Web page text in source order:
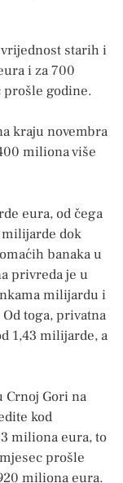
starih i
i za 700
prošle godine.
kraju novembra
miliona više
eura, od čega
dok
banaka u
privreda je u
milijardu i
toga, privatna
1,43 milijarde, a
Crnoj Gori na
kod
miliona eura, to
prošle
miliona eura.